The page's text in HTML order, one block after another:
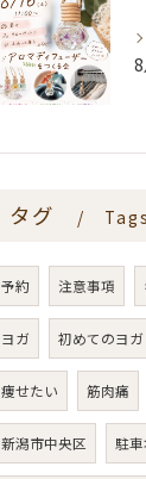
タグ Tags
予約 注意事項
ヨガ 初めてのヨガ
痩せたい 筋肉痛
新潟市中央区 駐